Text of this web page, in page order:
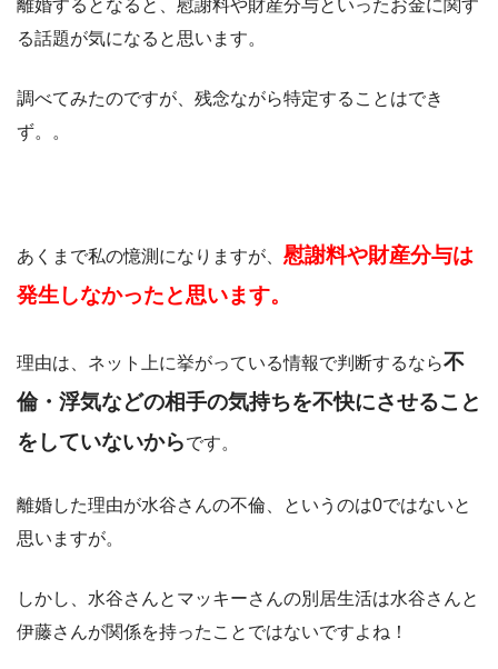
離婚するとなると、慰謝料や財産分与といったお金に関す
る話題が気になると思います。
調べてみたのですが、残念ながら特定することはでき
ず。。
あくまで私の憶測になりますが、 慰謝料や財産分与は
発生しなかったと思います。
理由は、ネット上に挙がっている情報で判断するなら不
倫・浮気などの相手の気持ちを不快にさせること
をしていないからです。
離婚した理由が水谷さんの不倫、というのは0ではないと
思いますが。
しかし、水谷さんとマッキーさんの別居生活は水谷さんと
伊藤さんが関係を持ったことではないですよね！